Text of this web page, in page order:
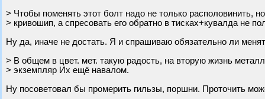
> Чтобы поменять этот болт надо не только располовинить,
> кривошип, а спресовать его обратно в тисках+кувалда не
Ну да, иначе не достать. Я и спрашиваю обязательно ли
> В общем в цвет. мет. такую радость, на вторую жизнь
> экземпляр Их ещё навалом.
Ну посоветовал бы промерить гильзы, поршни. Проточить